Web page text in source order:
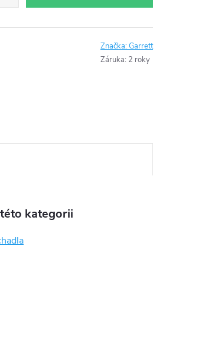
Značka:Garrett
Záruka: 2 roky
kategorii